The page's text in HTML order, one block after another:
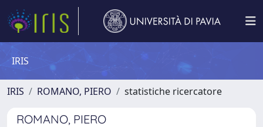
IRIS
IRIS ROMANO, PIERO statistiche ricercatore
ROMANO, PIERO